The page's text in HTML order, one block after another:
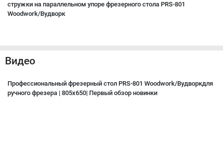
стружки на параллельном упоре фрезерного стола PRS-801
Woodwork/Вудворк
Видео
Профессиональный фрезерный стол PRS-801 Woodwork/Вудворкдля
ручного фрезера | 805х650| Первый обзор новинки